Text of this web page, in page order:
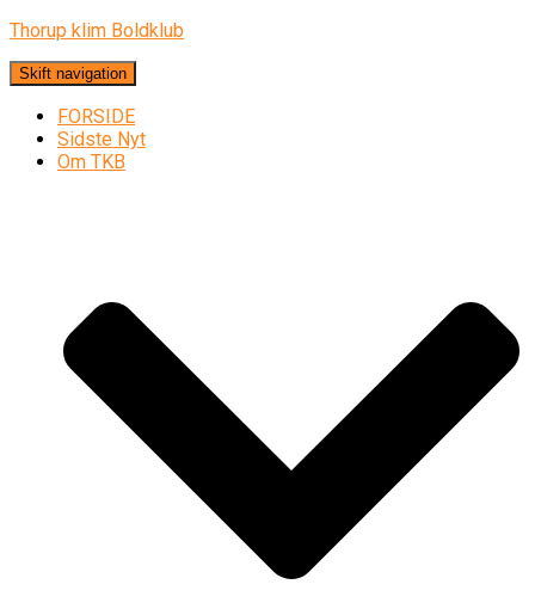
Thorup klim Boldklub
Skift navigation
FORSIDE
Sidste Nyt
Om TKB